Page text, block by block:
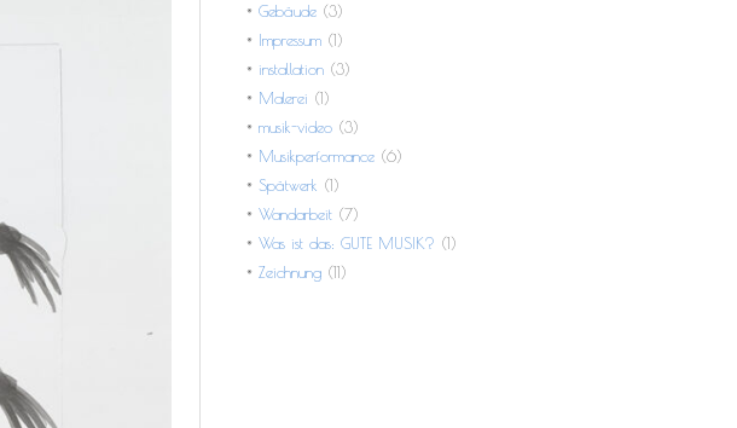
Gebäude (3)
Impressum (1)
installation (3)
Malerei (1)
musik-video (3)
Musikperformance (6)
Spätwerk (1)
Wandarbeit (7)
Was ist das: GUTE MUSIK? (1)
Zeichnung (11)